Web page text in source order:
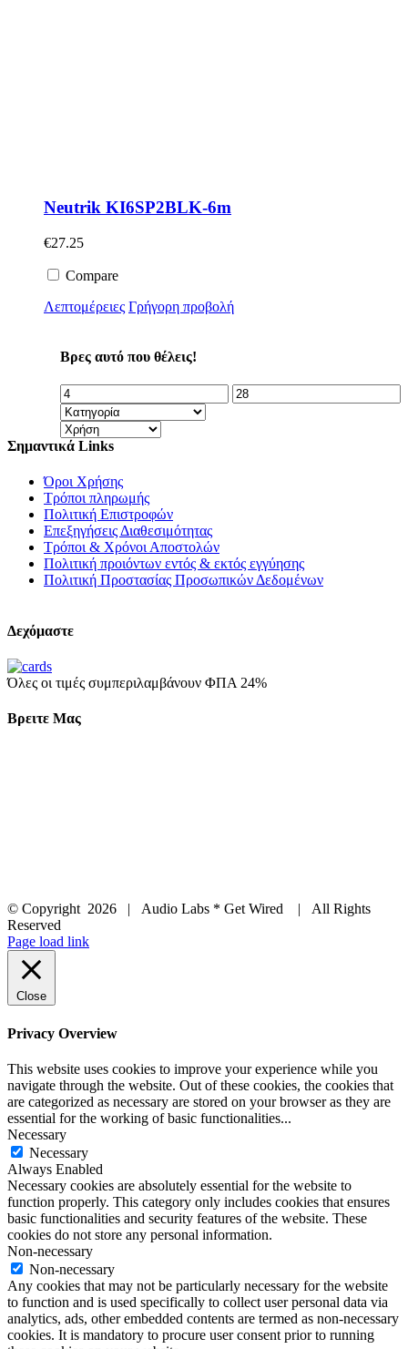
Neutrik KI6SP2BLK-6m
€27.25
Compare
Λεπτομέρειες Γρήγορη προβολή
Βρες αυτό που θέλεις!
Σημαντικά Links
Όροι Χρήσης
Τρόποι πληρωμής
Πολιτική Επιστροφών
Επεξηγήσεις Διαθεσιμότητας
Τρόποι & Χρόνοι Αποστολών
Πολιτική προιόντων εντός & εκτός εγγύησης
Πολιτική Προστασίας Προσωπικών Δεδομένων
Δεχόμαστε
Όλες οι τιμές συμπεριλαμβάνουν ΦΠΑ 24%
Βρειτε Μας
© Copyright 2026 | Audio Labs * Get Wired | All Rights
Reserved
Facebook
Instagram
YouTube
LinkedIn
X
Page load link
Close
Privacy Overview
This website uses cookies to improve your experience while you
navigate through the website. Out of these cookies, the cookies that
are categorized as necessary are stored on your browser as they are
essential for the working of basic functionalities...
Necessary
Necessary
Always Enabled
Necessary cookies are absolutely essential for the website to
function properly. This category only includes cookies that ensures
basic functionalities and security features of the website. These
cookies do not store any personal information.
Non-necessary
Non-necessary
Any cookies that may not be particularly necessary for the website
to function and is used specifically to collect user personal data via
analytics, ads, other embedded contents are termed as non-necessary
cookies. It is mandatory to procure user consent prior to running